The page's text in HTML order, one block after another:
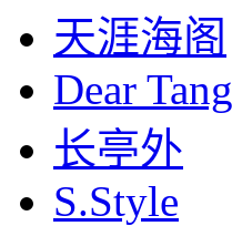
天涯海阁
Dear Tang
长亭外
S.Style